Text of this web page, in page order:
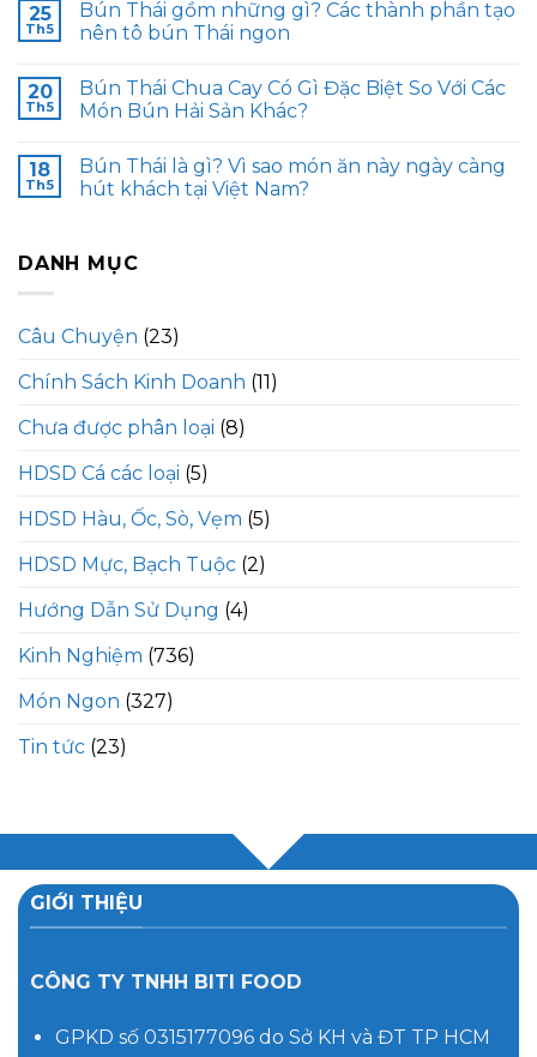
25
Th5
Bún Thái gồm những gì? Các thành phần tạo
nên tô bún Thái ngon
20
Th5
Bún Thái Chua Cay Có Gì Đặc Biệt So Với Các
Món Bún Hải Sản Khác?
18
Th5
Bún Thái là gì? Vì sao món ăn này ngày càng
hút khách tại Việt Nam?
DANH MỤC
Câu Chuyện (23)
Chính Sách Kinh Doanh (11)
Chưa được phân loại (8)
HDSD Cá các loại (5)
HDSD Hàu, Ốc, Sò, Vẹm (5)
HDSD Mực, Bạch Tuộc (2)
Hướng Dẫn Sử Dụng (4)
Kinh Nghiệm (736)
Món Ngon (327)
Tin tức (23)
GIỚI THIỆU
CÔNG TY TNHH BITI FOOD
GPKD số 0315177096 do Sở KH và ĐT TP HCM